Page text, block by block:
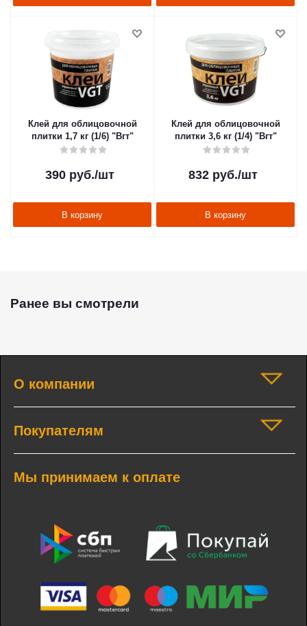
Клей для облицовочной
плитки 1,7 кг (1/6) "Вгт"
390 руб./шт
В корзину
Клей для облицовочной
плитки 3,6 кг (1/4) "Вгт"
832 руб./шт
В корзину
Ранее вы смотрели
О компании
Покупателям
Мы принимаем к оплате